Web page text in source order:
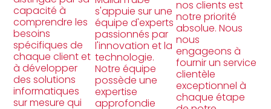
capacité à
comprendre les
besoins
spécifiques de
chaque client et
à développer
des solutions
informatiques
sur mesure qui
s'appuie sur une
équipe d'experts
passionnés par
l'innovation et la
technologie.
Notre équipe
possède une
expertise
approfondie
nos clients est
notre priorité
absolue. Nous
nous
engageons à
fournir un service
clientèle
exceptionnel à
chaque étape